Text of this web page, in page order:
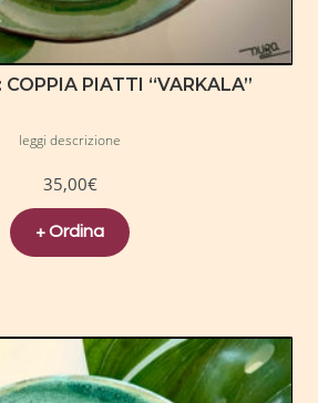
COPPIA PIATTI “VARKALA”
leggi descrizione
35,00€
+ Ordina